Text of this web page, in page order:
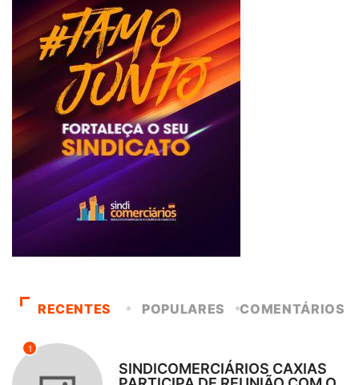
RECENTES POPULARES COMENTÁRIOS
1
SINDICOMERCIÁRIOS CAXIAS